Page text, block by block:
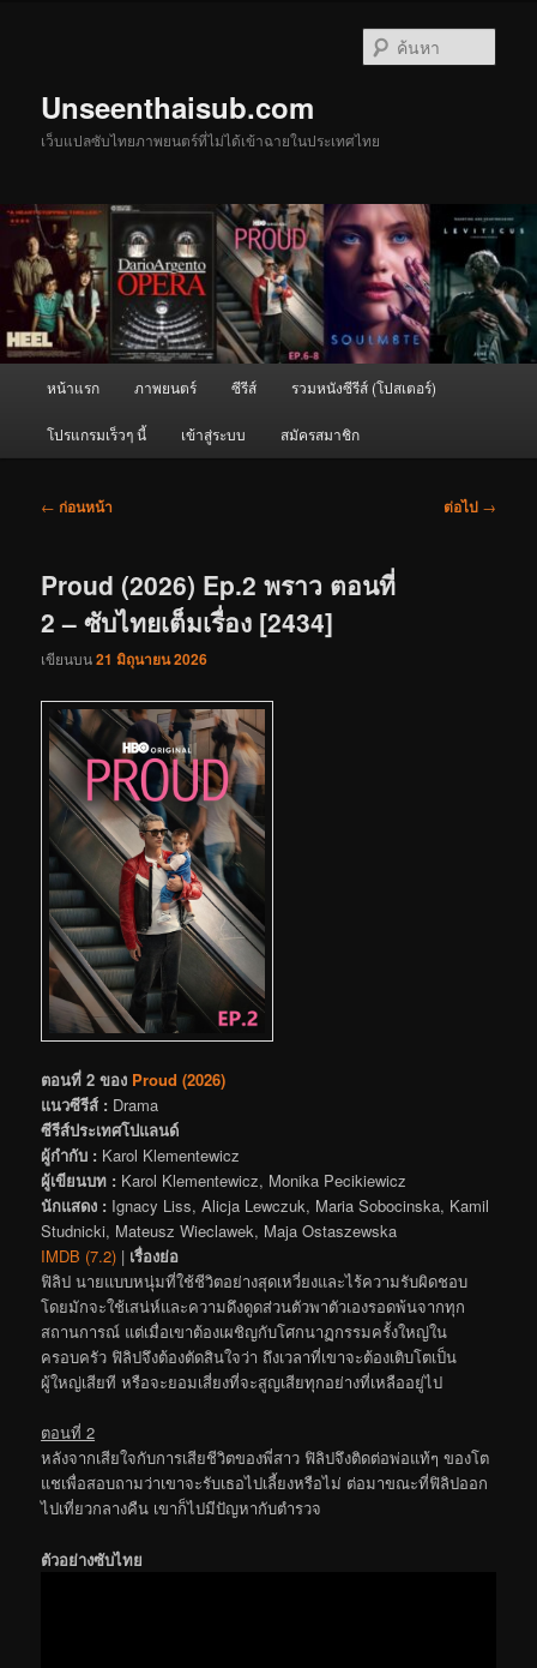
Unseenthaisub.com
เว็บแปลซับไทยภาพยนตร์ที่ไม่ได้เข้าฉายในประเทศไทย
หน้าแรก ภาพยนตร์ ซีรีส์ รวมหนังซีรีส์ (โปสเตอร์)
โปรแกรมเร็วๆ นี้ เข้าสู่ระบบ สมัครสมาชิก
เมนู
← ก่อนหน้า ต่อไป →
Proud (2026) Ep.2 พราว ตอนที่
2 – ซับไทยเต็มเรื่อง [2434]
เขียนบน21 มิถุนายน 2026
ตอนที่ 2 ของ Proud (2026)
แนวซีรีส์ : Drama
ซีรีส์ประเทศโปแลนด์
ผู้กำกับ : Karol Klementewicz
ผู้เขียนบท : Karol Klementewicz, Monika Pecikiewicz
นักแสดง : Ignacy Liss, Alicja Lewczuk, Maria Sobocinska, Kamil
Studnicki, Mateusz Wieclawek, Maja Ostaszewska
IMDB (7.2) | เรื่องย่อ
ฟิลิป นายแบบหนุ่มที่ใช้ชีวิตอย่างสุดเหวี่ยงและไร้ความรับผิดชอบ
โดยมักจะใช้เสน่ห์และความดึงดูดส่วนตัวพาตัวเองรอดพ้นจากทุก
สถานการณ์ แต่เมื่อเขาต้องเผชิญกับโศกนาฏกรรมครั้งใหญ่ใน
ครอบครัว ฟิลิปจึงต้องตัดสินใจว่า ถึงเวลาที่เขาจะต้องเติบโตเป็น
ผู้ใหญ่เสียที หรือจะยอมเสี่ยงที่จะสูญเสียทุกอย่างที่เหลืออยู่ไป
ตอนที่ 2
หลังจากเสียใจกับการเสียชีวิตของพี่สาว ฟิลิปจึงติดต่อพ่อแท้ๆ ของโต
แชเพื่อสอบถามว่าเขาจะรับเธอไปเลี้ยงหรือไม่ ต่อมาขณะที่ฟิลิปออก
ไปเที่ยวกลางคืน เขาก็ไปมีปัญหากับตำรวจ
ตัวอย่างซับไทย